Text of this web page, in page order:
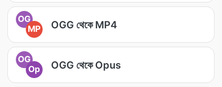
OG
MP
OGG থেকে MP4
OG
Op
OGG থেকে Opus